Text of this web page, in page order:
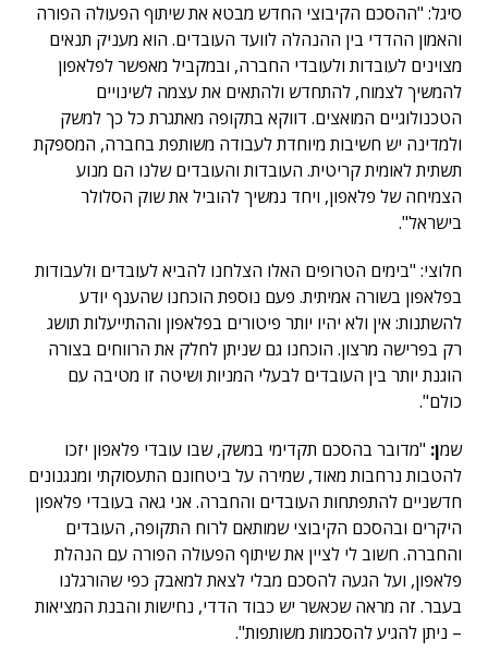
סיגל: "ההסכם הקיבוצי החדש מבטא את שיתוף הפעולה הפורה
והאמון ההדדי בין ההנהלה לוועד העובדים. הוא מעניק תנאים
מצוינים לעובדות ולעובדי החברה, ובמקביל מאפשר לפלאפון
להמשיך לצמוח, להתחדש ולהתאים את עצמה לשינויים
הטכנולוגיים המואצים. דווקא בתקופה מאתגרת כל כך למשק
ולמדינה יש חשיבות מיוחדת לעבודה משותפת בחברה, המספקת
תשתית לאומית קריטית. העובדות והעובדים שלנו הם מנוע
הצמיחה של פלאפון, ויחד נמשיך להוביל את שוק הסלולר
בישראל".
חלוצי: "בימים הטרופים האלו הצלחנו להביא לעובדים ולעבודות
בפלאפון בשורה אמיתית. פעם נוספת הוכחנו שהענף יודע
להשתנות: אין ולא יהיו יותר פיטורים בפלאפון וההתייעלות תושג
רק בפרישה מרצון. הוכחנו גם שניתן לחלק את הרווחים בצורה
הוגנת יותר בין העובדים לבעלי המניות ושיטה זו מטיבה עם
כולם".
שמן: "מדובר בהסכם תקדימי במשק, שבו עובדי פלאפון יזכו
להטבות נרחבות מאוד, שמירה על ביטחונם התעסוקתי ומנגנונים
חדשניים להתפתחות העובדים והחברה. אני גאה בעובדי פלאפון
היקרים ובהסכם הקיבוצי שמותאם לרוח התקופה, העובדים
והחברה. חשוב לי לציין את שיתוף הפעולה הפורה עם הנהלת
פלאפון, ועל הגעה להסכם מבלי לצאת למאבק כפי שהורגלנו
בעבר. זה מראה שכאשר יש כבוד הדדי, נחישות והבנת המציאות
– ניתן להגיע להסכמות משותפות".